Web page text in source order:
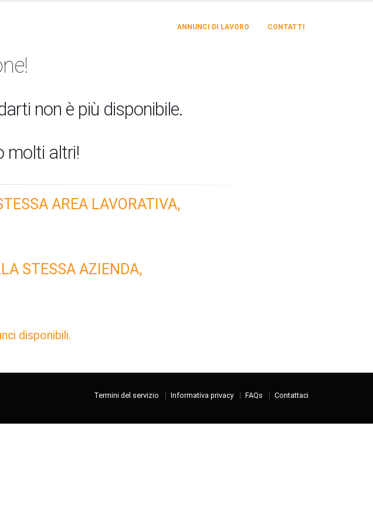
ANNUNCI DI LAVORO CONTATTI
non è più disponibile.
molti altri!
AREA LAVORATIVA,
STESSA AZIENDA,
disponibili.
Termini del servizio Informativa privacy FAQs Contattaci